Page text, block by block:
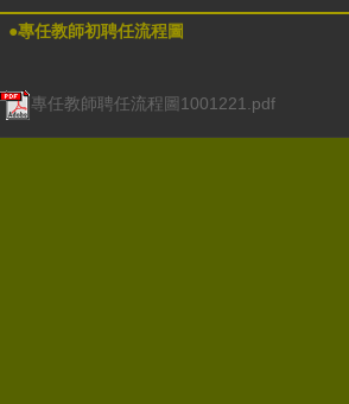
●專任教師初聘任流程圖
專任教師聘任流程圖1001221.pdf